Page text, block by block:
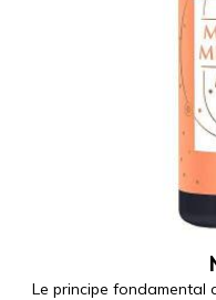
Le principe fondamental